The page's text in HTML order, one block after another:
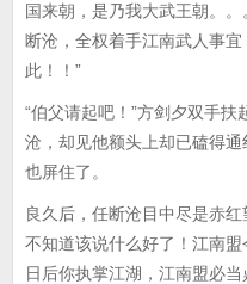
国来朝，是乃我大武王朝。
断沧，全权着手江南武人事
此！！”
“伯父请起吧！”方剑夕双手
沧，却见他额头上却已磕得
也屏住了。
良久后，任断沧目中尽是赤
不知道该说什么好了！江南盟
日后你执掌江湖，江南盟必当